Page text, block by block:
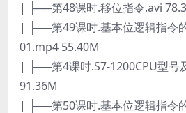
| ├──第48课时.移位指令.avi
| ├──第49课时.基本位逻辑指令
01.mp4 55.40M
| ├──第4课时.S7-1200CPU型号
91.36M
| ├──第50课时.基本位逻辑指令